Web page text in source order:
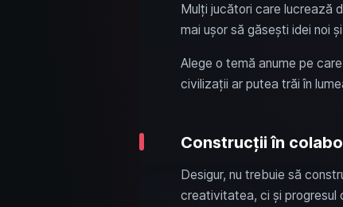
Mulți jucători care lucrează
mai ușor să găsești idei noi
Alege o temă anume pe
civilizații ar putea trăi în
Construcții în
Desigur, nu trebuie să
creativitatea, ci și progresul